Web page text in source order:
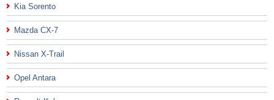
Kia Sorento
Mazda CX-7
Nissan X-Trail
Opel Antara